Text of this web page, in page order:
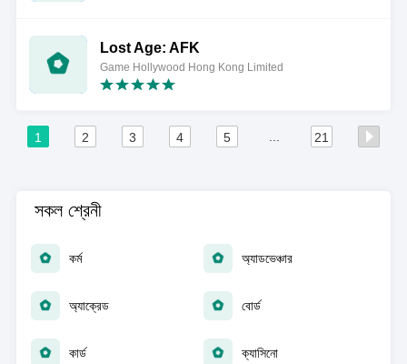
Lost Age: AFK
Game Hollywood Hong Kong Limited
1 2 3 4 5 21
সকল শ্রেনী
কর্ম অ্যাডভেঞ্চার
অ্যাক্রেড বোর্ড
কার্ড ক্যাসিনো